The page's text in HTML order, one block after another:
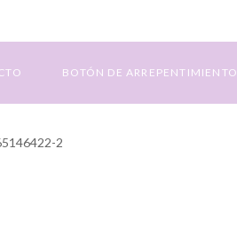
BOTÓN DE ARREPENTIMIENTO
2